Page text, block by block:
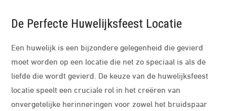
De Perfecte Huwelijksfeest Locatie
Een huwelijk is een bijzondere gelegenheid die gevierd
moet worden op een locatie die net zo speciaal is als de
liefde die wordt gevierd. De keuze van de huwelijksfeest
locatie speelt een cruciale rol in het creëren van
onvergetelijke herinneringen voor zowel het bruidspaar